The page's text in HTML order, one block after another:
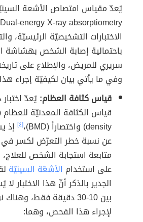
يُعدّ مقياس امتصاص الأشعة السينيّة
الاختبارات التشخيصيّة الرئيسيّة،
باحتمالية إصابة الشخص بهشاشة
سريري للمريض، والإطلاع على
وفي ما يأتي بيان لكيفيّة إجراء هذا
قياس كثافة العظام:
density) واختصاراً (BMD)،
[٤]
إذ
عن نسبة خطر التعرّض لكسر في
متابعة استجابة الشخص للعلاج،
على استخدام الأشعّة السينيّة
الجدير بالذكر أنّ هذا الاختبار
بين 10-30 دقيقة فقط،
لإجراء هذا الفحص، وهما: